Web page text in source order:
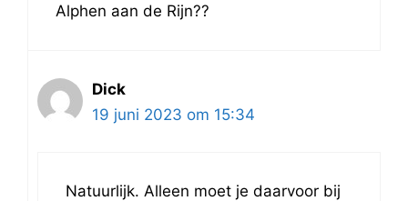
Alphen aan de Rijn??
Dick
19 juni 2023 om 15:34
Natuurlijk. Alleen moet je daarvoor bij